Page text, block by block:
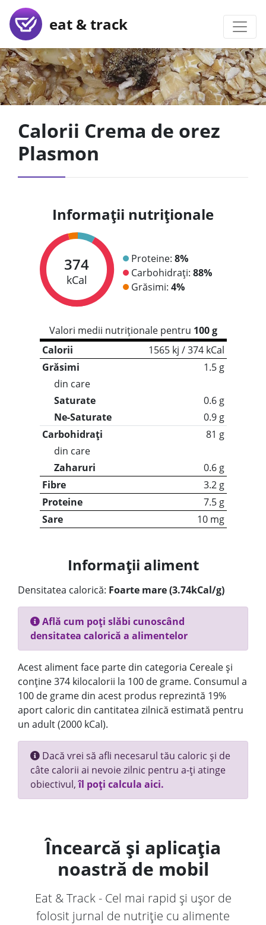
eat & track
Calorii Crema de orez
Plasmon
Informații nutriționale
374
kCal
Proteine: 8%
Carbohidrați: 88%
Grăsimi: 4%
Valori medii nutriționale pentru 100 g
Calorii
1565 kj / 374 kCal
Grăsimi
1.5 g
din care
Saturate
0.6 g
Ne-Saturate
0.9 g
Carbohidrați
81 g
din care
Zaharuri
0.6 g
Fibre
3.2 g
Proteine
7.5 g
Sare
10 mg
Informații aliment
Densitatea calorică: Foarte mare (3.74kCal/g)
Află cum poți slăbi cunoscând
densitatea calorică a alimentelor
Acest aliment face parte din categoria Cereale și
conține 374 kilocalorii la 100 de grame. Consumul a
100 de grame din acest produs reprezintă 19%
aport caloric din cantitatea zilnică estimată pentru
un adult (2000 kCal).
Dacă vrei să afli necesarul tău caloric și de
câte calorii ai nevoie zilnic pentru a-ți atinge
obiectivul,îl poți calcula aici.
Încearcă și aplicația
noastră de mobil
Eat & Track - Cel mai rapid și ușor de
folosit jurnal de nutriție cu alimente